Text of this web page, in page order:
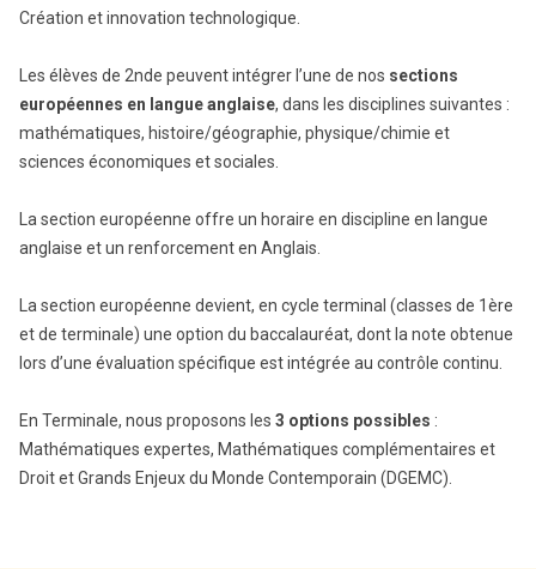
Création et innovation technologique.
Les élèves de 2nde peuvent intégrer l’une de nos sections
européennes en langue anglaise, dans les disciplines suivantes :
mathématiques, histoire/géographie, physique/chimie et
sciences économiques et sociales.
La section européenne offre un horaire en discipline en langue
anglaise et un renforcement en Anglais.
La section européenne devient, en cycle terminal (classes de 1ère
et de terminale) une option du baccalauréat, dont la note obtenue
lors d’une évaluation spécifique est intégrée au contrôle continu.
En Terminale, nous proposons les 3 options possibles :
Mathématiques expertes, Mathématiques complémentaires et
Droit et Grands Enjeux du Monde Contemporain (DGEMC).